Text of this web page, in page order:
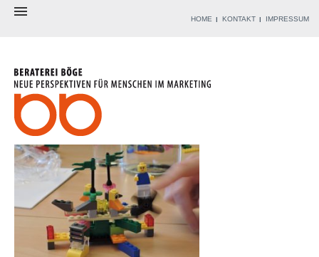
ANGEBOT
WERKZEUGKISTE
REFERENZEN
BLOG
HOME KONTAKT IMPRESSUM